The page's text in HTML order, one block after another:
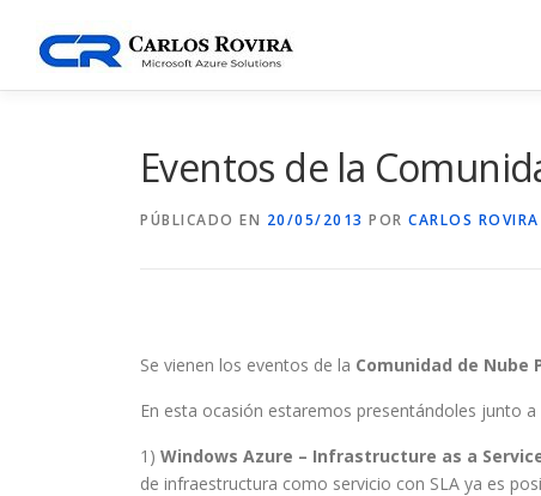
contenido
Eventos de la
PÚBLICADO EN 20/05/2013 POR CARLOS ROVIRA
Se vienen los eventos de la Comunidad de Nube
En esta ocasión estaremos presentándoles junto a
1) Windows Azure – Infrastructure as a
de infraestructura como servicio con SLA ya es